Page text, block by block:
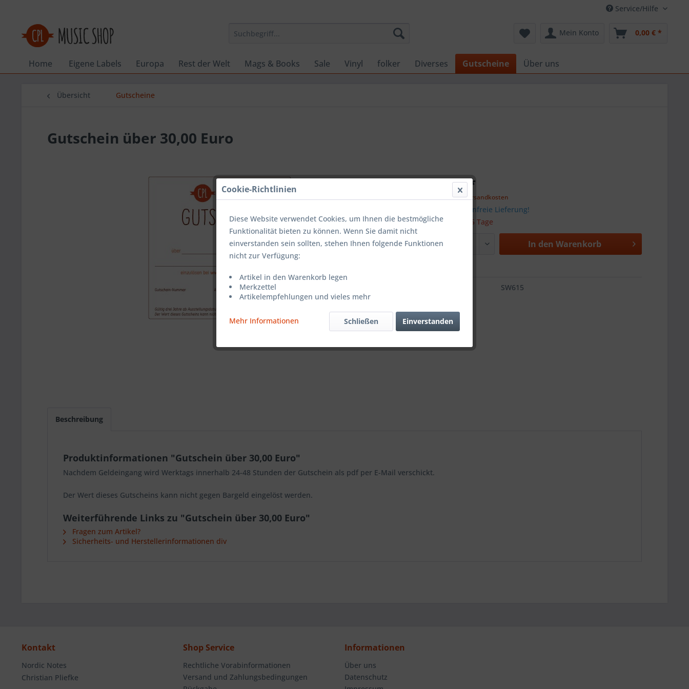
Service/Hilfe
Mein Konto 0,00 € *
Home Eigene Labels Europa Rest der Welt Mags & Books Sale Vinyl folker Diverses Gutscheine Über uns
Übersicht Gutscheine
Gutschein über 30,00 Euro
30,00 € *
zzgl. Versandkosten
Versandkostenfreie Lieferung!
Lieferzeit ca. 5 Tage
In den Warenkorb
SW615
Beschreibung
Produktinformationen "Gutschein über 30,00 Euro"
Nachdem Geldeingang wird Werktags innerhalb 24-48 Stunden der Gutschein als pdf per E-Mail verschickt.
Der Wert dieses Gutscheins kann nicht gegen Bargeld eingelöst werden.
Weiterführende Links zu "Gutschein über 30,00 Euro"
Fragen zum Artikel?
Sicherheits- und Herstellerinformationen div
Kontakt
Nordic Notes
Christian Pliefke
Shop Service
Rechtliche Vorabinformationen
Versand und Zahlungsbedingungen
Informationen
Über uns
Datenschutz
Cookie-Richtlinien
Diese Website verwendet Cookies, um Ihnen die bestmögliche
Funktionalität bieten zu können. Wenn Sie damit nicht
einverstanden sein sollten, stehen Ihnen folgende Funktionen
nicht zur Verfügung:
Artikel in den Warenkorb legen
Merkzettel
Artikelempfehlungen und vieles mehr
Mehr Informationen Einverstanden
Schließen